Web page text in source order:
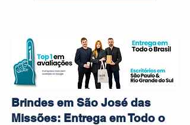
Brindes em São José das
Missões: Entrega em Todo o